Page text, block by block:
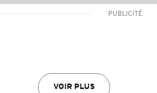
PUBLICITÉ
VOIR PLUS